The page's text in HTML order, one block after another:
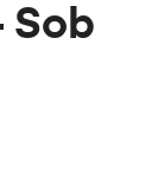
Sob